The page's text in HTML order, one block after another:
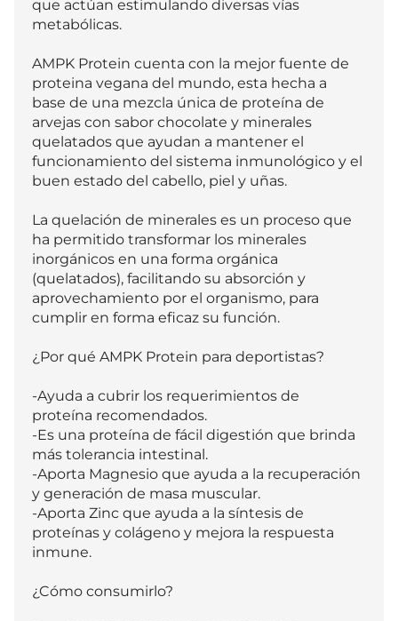
que actúan estimulando diversas vías
metabólicas.
AMPK Protein cuenta con la mejor fuente de
proteina vegana del mundo, esta hecha a
base de una mezcla única de proteína de
arvejas con sabor chocolate y minerales
quelatados que ayudan a mantener el
funcionamiento del sistema inmunológico y el
buen estado del cabello, piel y uñas.
La quelación de minerales es un proceso que
ha permitido transformar los minerales
inorgánicos en una forma orgánica
(quelatados), facilitando su absorción y
aprovechamiento por el organismo, para
cumplir en forma eficaz su función.
¿Por qué AMPK Protein para deportistas?
-Ayuda a cubrir los requerimientos de
proteína recomendados.
-Es una proteína de fácil digestión que brinda
más tolerancia intestinal.
-Aporta Magnesio que ayuda a la recuperación
y generación de masa muscular.
-Aporta Zinc que ayuda a la síntesis de
proteínas y colágeno y mejora la respuesta
inmune.
¿Cómo consumirlo?